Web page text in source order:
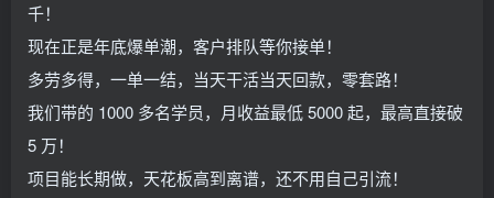
千！
现在正是年底爆单潮，客户排队等你接单！
多劳多得，一单一结，当天干活当天回款，零套路！
我们带的 1000 多名学员，月收益最低 5000 起，最高直接破
5 万！
项目能长期做，天花板高到离谱，还不用自己引流！